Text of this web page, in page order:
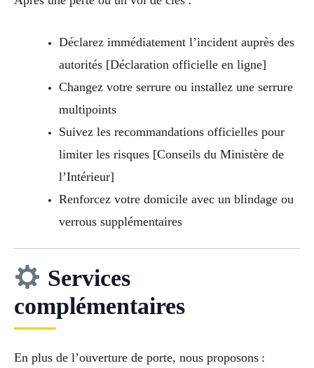
Déclarez immédiatement l’incident auprès des
autorités [Déclaration officielle en ligne]
Changez votre serrure ou installez une serrure
multipoints
Suivez les recommandations officielles pour
limiter les risques [Conseils du Ministère de
l’Intérieur]
Renforcez votre domicile avec un blindage ou
verrous supplémentaires
Services
complémentaires
En plus de l’ouverture de porte, nous proposons :